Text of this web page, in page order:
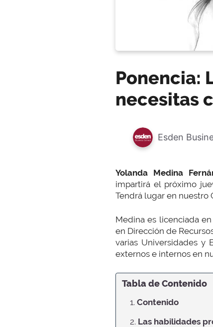
Ponencia:
necesitas
Esden
Yolanda Medina
impartirá el próximo
Tendrá lugar en nuestro
Medina es licenciada
en Dirección de
varias Universidades y
externos e internos en
Tabla de Contenido
1. Contenido
2. Las habilidades